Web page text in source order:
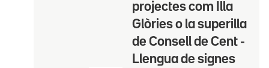
projectes com Illa
Glòries o la superilla
de Consell de Cent -
Llengua de signes